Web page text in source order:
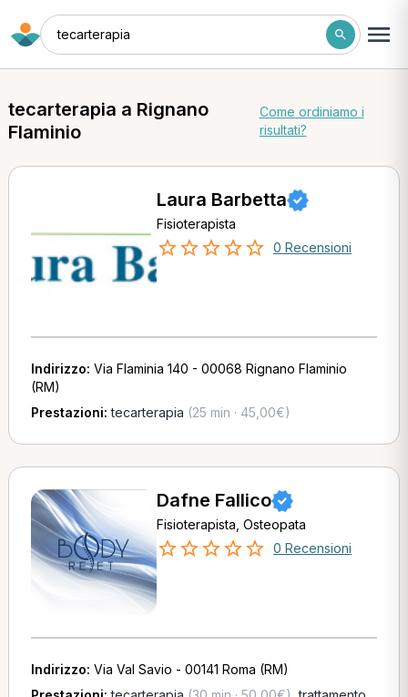
tecarterapia
tecarterapia a Rignano
Flaminio
Come ordiniamo i
risultati?
Laura Barbetta
Fisioterapista
0 Recensioni
Indirizzo: Via Flaminia 140 - 00068 Rignano Flaminio
(RM)
Prestazioni:tecarterapia (25 min · 45,00€)
Dafne Fallico
Fisioterapista, Osteopata
0 Recensioni
Indirizzo: Via Val Savio - 00141 Roma (RM)